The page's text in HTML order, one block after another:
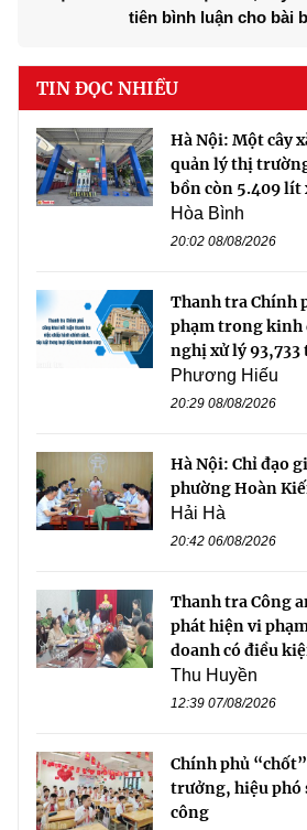
tiên bình luận cho bài
TIN ĐỌC NHIỀU
Hà Nội: Một cây
quản lý thị
bồn còn 5.409 lít
Hòa Bình
20:02 08/08/2026
Thanh tra Chính
phạm trong kinh
nghị xử lý 93,733
Phương Hiếu
20:29 08/08/2026
Hà Nội: Chỉ đạo
phường Hoàn
Hải Hà
20:42 06/08/2026
Thanh tra Công
phát hiện vi
doanh có điều
Thu Huyền
12:39 07/08/2026
Chính phủ
trưởng, hiệu phó
công